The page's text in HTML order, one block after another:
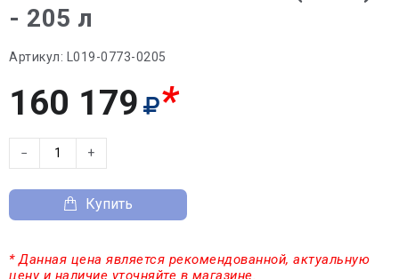
- 205 л
Артикул: L019-0773-0205
160 179 *
− +
Купить
* Данная цена является рекомендованной, актуальную
цену и наличие уточняйте в магазине.